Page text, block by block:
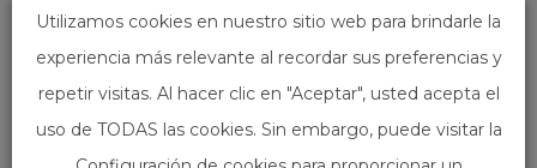
Utilizamos cookies en nuestro sitio web para brindarle la
experiencia más relevante al recordar sus preferencias y
repetir visitas. Al hacer clic en "Aceptar", usted acepta el
uso de TODAS las cookies. Sin embargo, puede visitar la